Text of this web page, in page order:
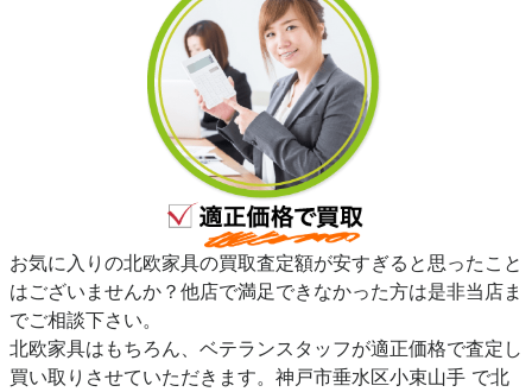
お気に入りの北欧家具の買取査定額が安すぎると思ったこと
はございませんか？他店で満足できなかった方は是非当店ま
でご相談下さい。
北欧家具はもちろん、ベテランスタッフが適正価格で査定し
買い取りさせていただきます。神戸市垂水区小束山手 で北